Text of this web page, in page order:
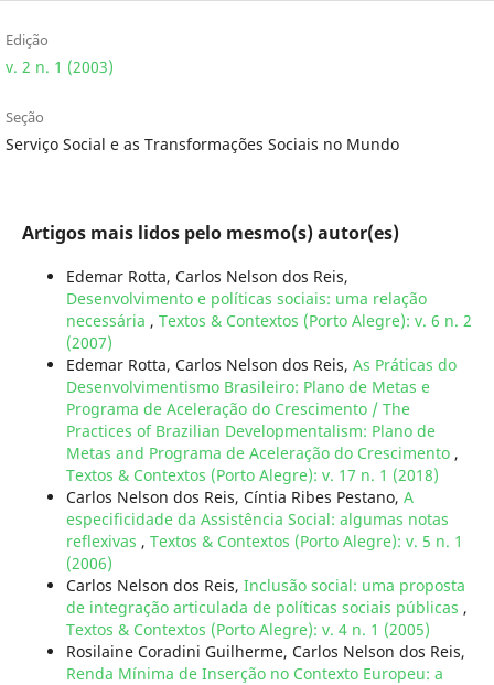
Edição
v. 2 n. 1 (2003)
Seção
Serviço Social e as Transformações Sociais no Mundo
Artigos mais lidos pelo mesmo(s) autor(es)
Edemar Rotta, Carlos Nelson dos Reis,
Desenvolvimento e políticas sociais: uma relação
necessária , Textos & Contextos (Porto Alegre): v. 6 n. 2
(2007)
Edemar Rotta, Carlos Nelson dos Reis, As Práticas do
Desenvolvimentismo Brasileiro: Plano de Metas e
Programa de Aceleração do Crescimento / The
Practices of Brazilian Developmentalism: Plano de
Metas and Programa de Aceleração do Crescimento ,
Textos & Contextos (Porto Alegre): v. 17 n. 1 (2018)
Carlos Nelson dos Reis, Cíntia Ribes Pestano, A
especificidade da Assistência Social: algumas notas
reflexivas , Textos & Contextos (Porto Alegre): v. 5 n. 1
(2006)
Carlos Nelson dos Reis, Inclusão social: uma proposta
de integração articulada de políticas sociais públicas ,
Textos & Contextos (Porto Alegre): v. 4 n. 1 (2005)
Rosilaine Coradini Guilherme, Carlos Nelson dos Reis,
Renda Mínima de Inserção no Contexto Europeu: a